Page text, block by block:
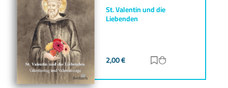
St. Valentin und die
Liebenden
2,00€ Zur Merkliste